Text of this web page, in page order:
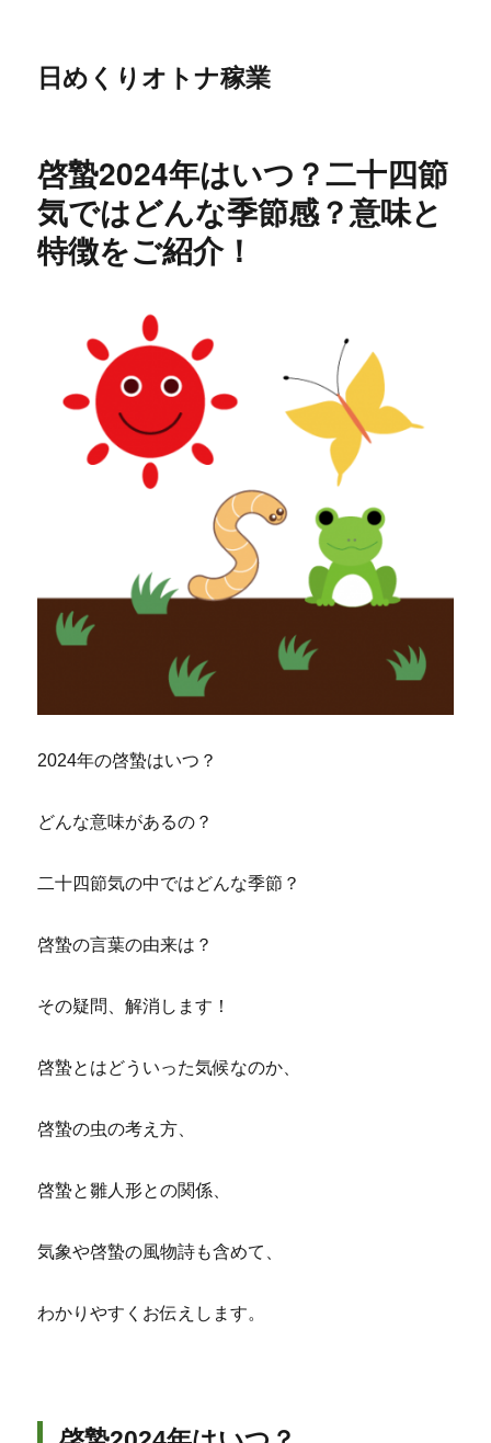
日めくりオトナ稼業
啓蟄2024年はいつ？二十四節
気ではどんな季節感？意味と
特徴をご紹介！
2024年の啓蟄はいつ？
どんな意味があるの？
二十四節気の中ではどんな季節？
啓蟄の言葉の由来は？
その疑問、解消します！
啓蟄とはどういった気候なのか、
啓蟄の虫の考え方、
啓蟄と雛人形との関係、
気象や啓蟄の風物詩も含めて、
わかりやすくお伝えします。